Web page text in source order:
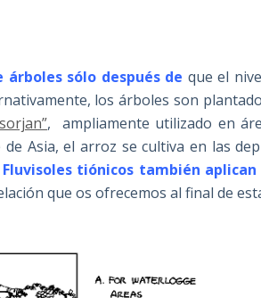
árboles sólo después de que el
los árboles son
,
ampliamente utilizado en
Asia, el arroz se cultiva en las
tiónicos también aplican
que os ofrecemos al final de